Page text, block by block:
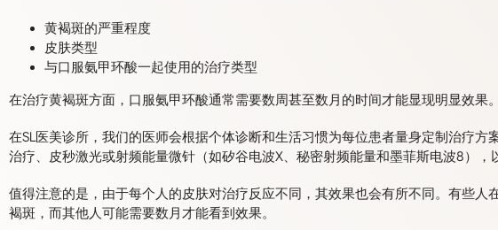
黄褐斑的严重程度
皮肤类型
与口服氨甲环酸一起使用的治疗类型
在治疗黄褐斑方面，口服氨甲环酸通常需要数周甚至数月的时间才能显现明显效果。
在SL医美诊所，我们的医师会根据个体诊断和生活习惯为每位患者量身定制治疗
治疗、皮秒激光或射频能量微针（如矽谷电波X、秘密射频能量和墨菲斯电波8），
值得注意的是，由于每个人的皮肤对治疗反应不同，其效果也会有所不同。有些人
褐斑，而其他人可能需要数月才能看到效果。